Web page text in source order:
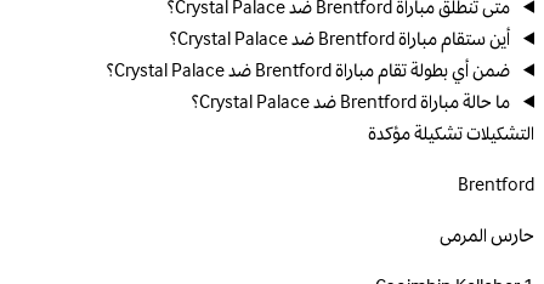
متى تنطلق مباراة Brentford ضد Crystal Palace؟
أين ستقام مباراة Brentford ضد Crystal Palace؟
ضمن أي بطولة تقام مباراة Brentford ضد Crystal Palace؟
ما حالة مباراة Brentford ضد Crystal Palace؟
التشكيلاتتشكيلة مؤكدة
Brentford
حارس المرمى